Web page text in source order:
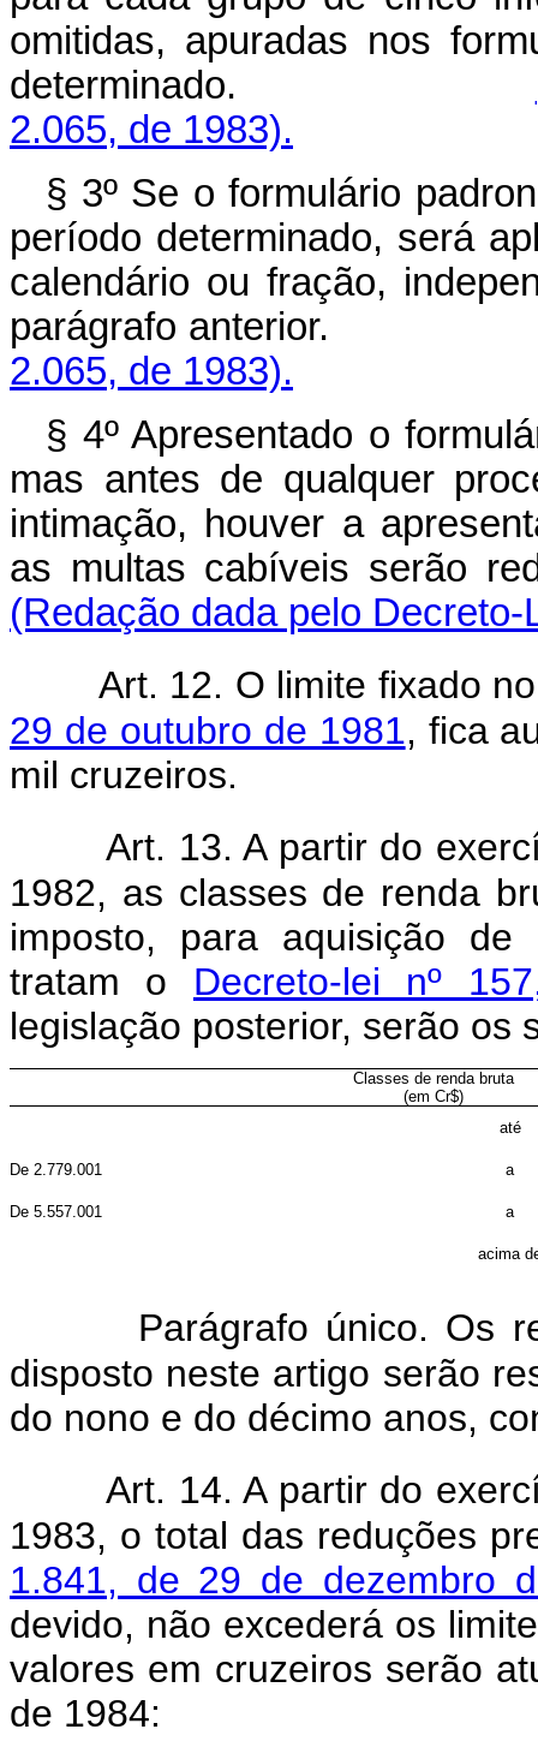
omitidas, apuradas nos
determinado.
2.065, de 1983).
§ 3º Se o formulário
período determinado, será
calendário ou fração,
parágrafo
2.065, de 1983).
§ 4º Apresentado o
mas antes de qualquer
intimação, houver a
as multas cabíveis
(Redação dada pelo Decreto-
Art. 12. O limite fixado
29 de outubro de 1981, fica
mil cruzeiros.
Art. 13. A partir do
1982, as classes de renda
imposto, para aquisição
tratam o Decreto-lei nº
legislação posterior, serão os
Classes de renda bruta
(em Cr$)
até
De 2.779.001 a
De 5.557.001 a
acima
Parágrafo único. Os
disposto neste artigo serão
do nono e do décimo anos,
Art. 14. A partir do
1983, o total das reduções
1.841, de 29 de dezembro
devido, não excederá os
valores em cruzeiros serão
de 1984: